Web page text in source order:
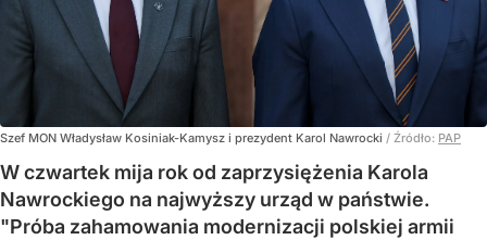
Szef MON Władysław Kosiniak-Kamysz i prezydent Karol Nawrocki / Źródło: PAP
W czwartek mija rok od zaprzysiężenia Karola
Nawrockiego na najwyższy urząd w państwie.
"Próba zahamowania modernizacji polskiej armii